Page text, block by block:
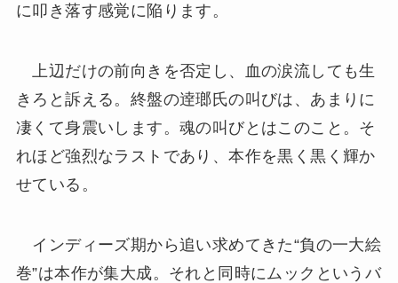
に叩き落す感覚に陥ります。
上辺だけの前向きを否定し、血の涙流しても生
きろと訴える。終盤の逹瑯氏の叫びは、あまりに
凄くて身震いします。魂の叫びとはこのこと。そ
れほど強烈なラストであり、本作を黒く黒く輝か
せている。
インディーズ期から追い求めてきた“負の一大絵
巻”は本作が集大成。それと同時にムックというバ